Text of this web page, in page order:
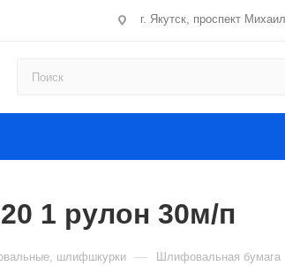
г. Якутск, проспект
1 рулон 30м/п
шлифшкурки — Шлифовальная бумага